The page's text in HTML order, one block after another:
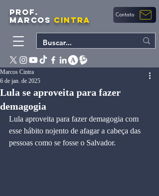
PROF.
MARCOS CINTRA Contato
Lula se aproveita para fazer
demagogia
Marcos Cintra
6 de jan. de 2025
Lula aproveita para fazer demagogia com
esse hábito nojento de afagar a cabeça das
pessoas como se fosse o Salvador.